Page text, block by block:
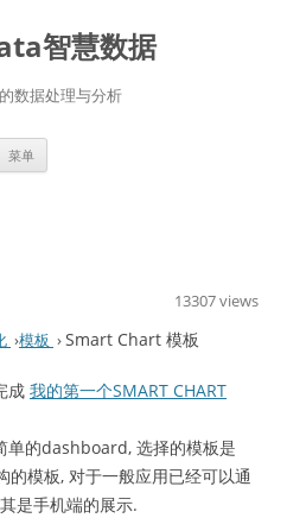
智慧数据
数据处理与分析
菜单
13307 views
›模板 ›Smart Chart 模板
成 我的第一个SMART CHART
单的dashboard, 选择的模板是
模板, 对于一般应用已经可以通
是手机端的展示.